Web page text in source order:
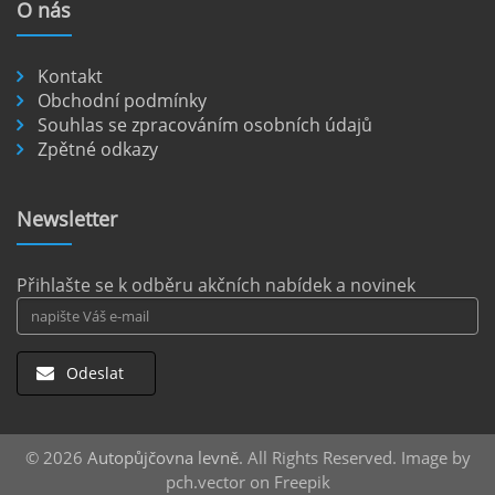
Pronájem auta na letišti Berlín.
Letiště Berlín Brandenburg (BER) je hlavním
dopravním uzlem pro cestovatele mířící do
okolních regionech bez omezení, pronájem
číst :celý článek
O nás
Kontakt
Obchodní podmínky
Souhlas se zpracováním osobních údajů
Zpětné odkazy
Newsletter
Přihlašte se k odběru akčních nabídek a novinek
Odeslat
© 2026 Autopůjčovna levně. All Rights Reserved. Image by
pch.vector on Freepik